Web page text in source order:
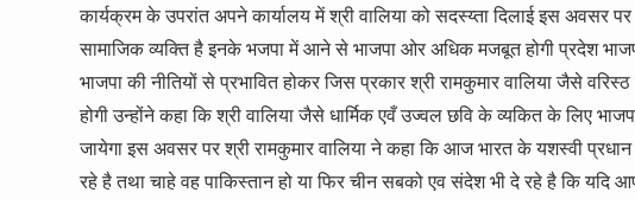
कार्यक्रम के उपरांत अपने कार्यालय में श्री वालिया को सदस्य्ता दिलाई इस अवसर
सामाजिक व्यक्ति है इनके भजपा में आने से भाजपा ओर अधिक मजबूत होगी प्रदेश
भाजपा की नीतियों से प्रभावित होकर जिस प्रकार श्री रामकुमार वालिया जैसे
होगी उन्होंने कहा कि श्री वालिया जैसे धार्मिक एवँ उज्वल छवि के व्यकित के लिए
जायेगा इस अवसर पर श्री रामकुमार वालिया ने कहा कि आज भारत के यशस्वी
रहे है तथा चाहे वह पाकिस्तान हो या फिर चीन सबको एव संदेश भी दे रहे है कि